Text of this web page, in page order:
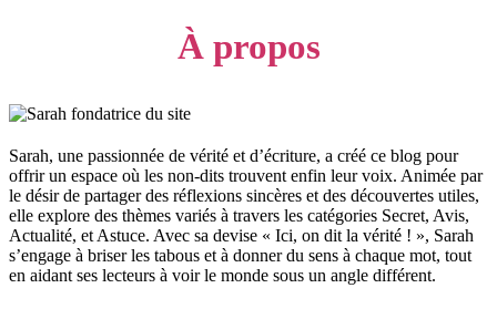
À propos
Sarah, une passionnée de vérité et d’écriture, a créé ce blog pour
offrir un espace où les non-dits trouvent enfin leur voix. Animée par
le désir de partager des réflexions sincères et des découvertes utiles,
elle explore des thèmes variés à travers les catégories Secret, Avis,
Actualité, et Astuce. Avec sa devise « Ici, on dit la vérité ! », Sarah
s’engage à briser les tabous et à donner du sens à chaque mot, tout
en aidant ses lecteurs à voir le monde sous un angle différent.